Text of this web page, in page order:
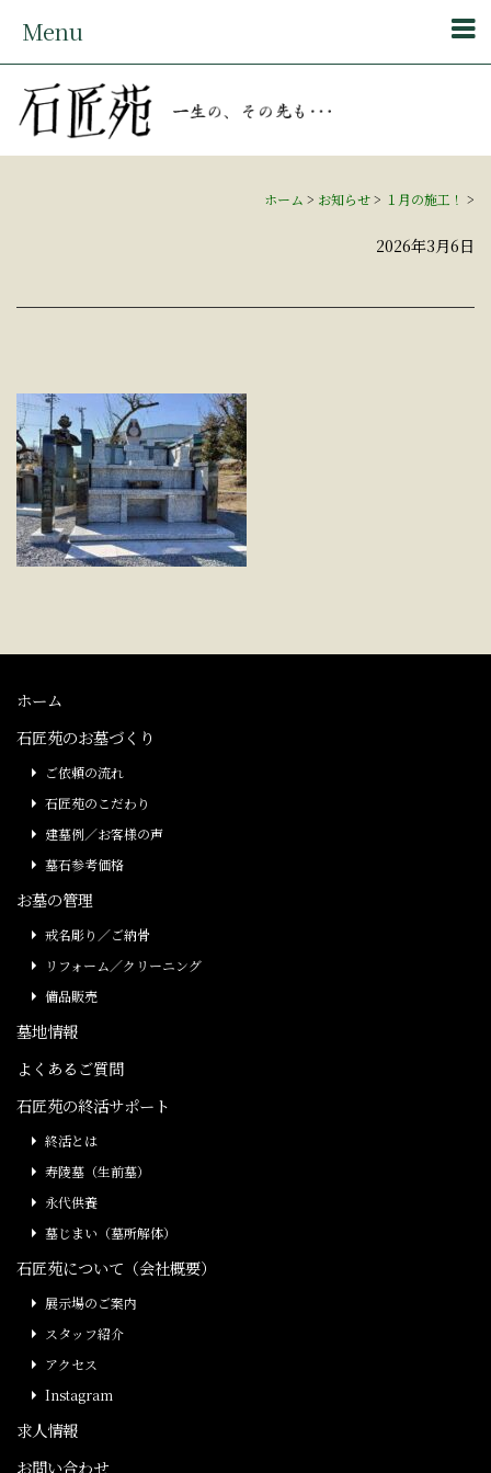
Menu
ホーム > お知らせ> １月の施工！ >
2026年3月6日
ホーム
石匠苑のお墓づくり
ご依頼の流れ
石匠苑のこだわり
建墓例／お客様の声
墓石参考価格
お墓の管理
戒名彫り／ご納骨
リフォーム／クリーニング
備品販売
墓地情報
よくあるご質問
石匠苑の終活サポート
終活とは
寿陵墓（生前墓）
永代供養
墓じまい（墓所解体）
石匠苑について（会社概要）
展示場のご案内
スタッフ紹介
アクセス
Instagram
求人情報
お問い合わせ